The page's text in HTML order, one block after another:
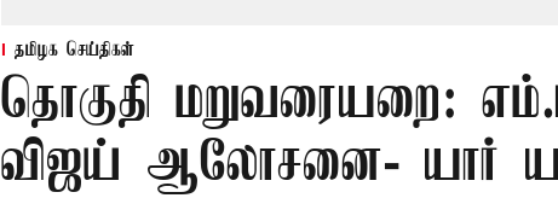
தமிழக செய்திகள்
தொகுதி மறுவரையறை:
விஜய் ஆலோசனை- யார்